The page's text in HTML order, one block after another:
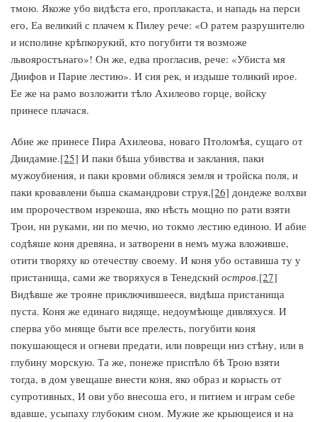
тмою. Якоже убо видѣста его, проплакаста, и нападь на перси
его, Еа великий с плачем к Пилеу рече: «О ратем разрушителю
и исполине крѣпкорукий, кто погубити тя возможе
львояростънаго»! Он же, едва прогласив, рече: «Убиста мя
Диифов и Парие лестию». И сия рек, и издыше толикий ирое.
Ее же на рамо возложити тѣло Ахилеово горце, войску
принесе плачася.
Абие же принесе Пира Ахилеова, новаго Птоломѣя, сущаго от
Диидамие.[25] И паки бѣша убивства и заклания, паки
мужоубиения, и паки кровми облияся земля и тройска поля, и
паки кровавлени быша скамандрови струя,[26] дондеже волхви
им пророчеством изрекоша, яко нѣсть мощно по рати взяти
Трои, ни руками, ни по мечю, но токмо лестию единою. И абие
содѣяше коня древяна, и затворени в немъ мужа вложивше,
отити творяху ко отечеству своему. И коня убо оставиша ту у
пристанища, сами же творяхуся в Тенедскнй остров.[27]
Видѣвше же трояне приключившееся, видѣша пристанища
пуста. Коня же единаго видяще, недоумѣюще дивляхуся. И
сперва убо мняще быти все прелесть, погубити коня
покушающеся и огневи предати, или поврещи низ стѣну, или в
глубину морскую. Та же, понеже приспѣло бѣ Трою взяти
тогда, в дом увещаше внести коня, яко образ и корысть от
супротивных, И ови убо внесоша его, и питием и играм себе
вдавше, усыпаху глубоким сном. Мужие же крыющеися и на